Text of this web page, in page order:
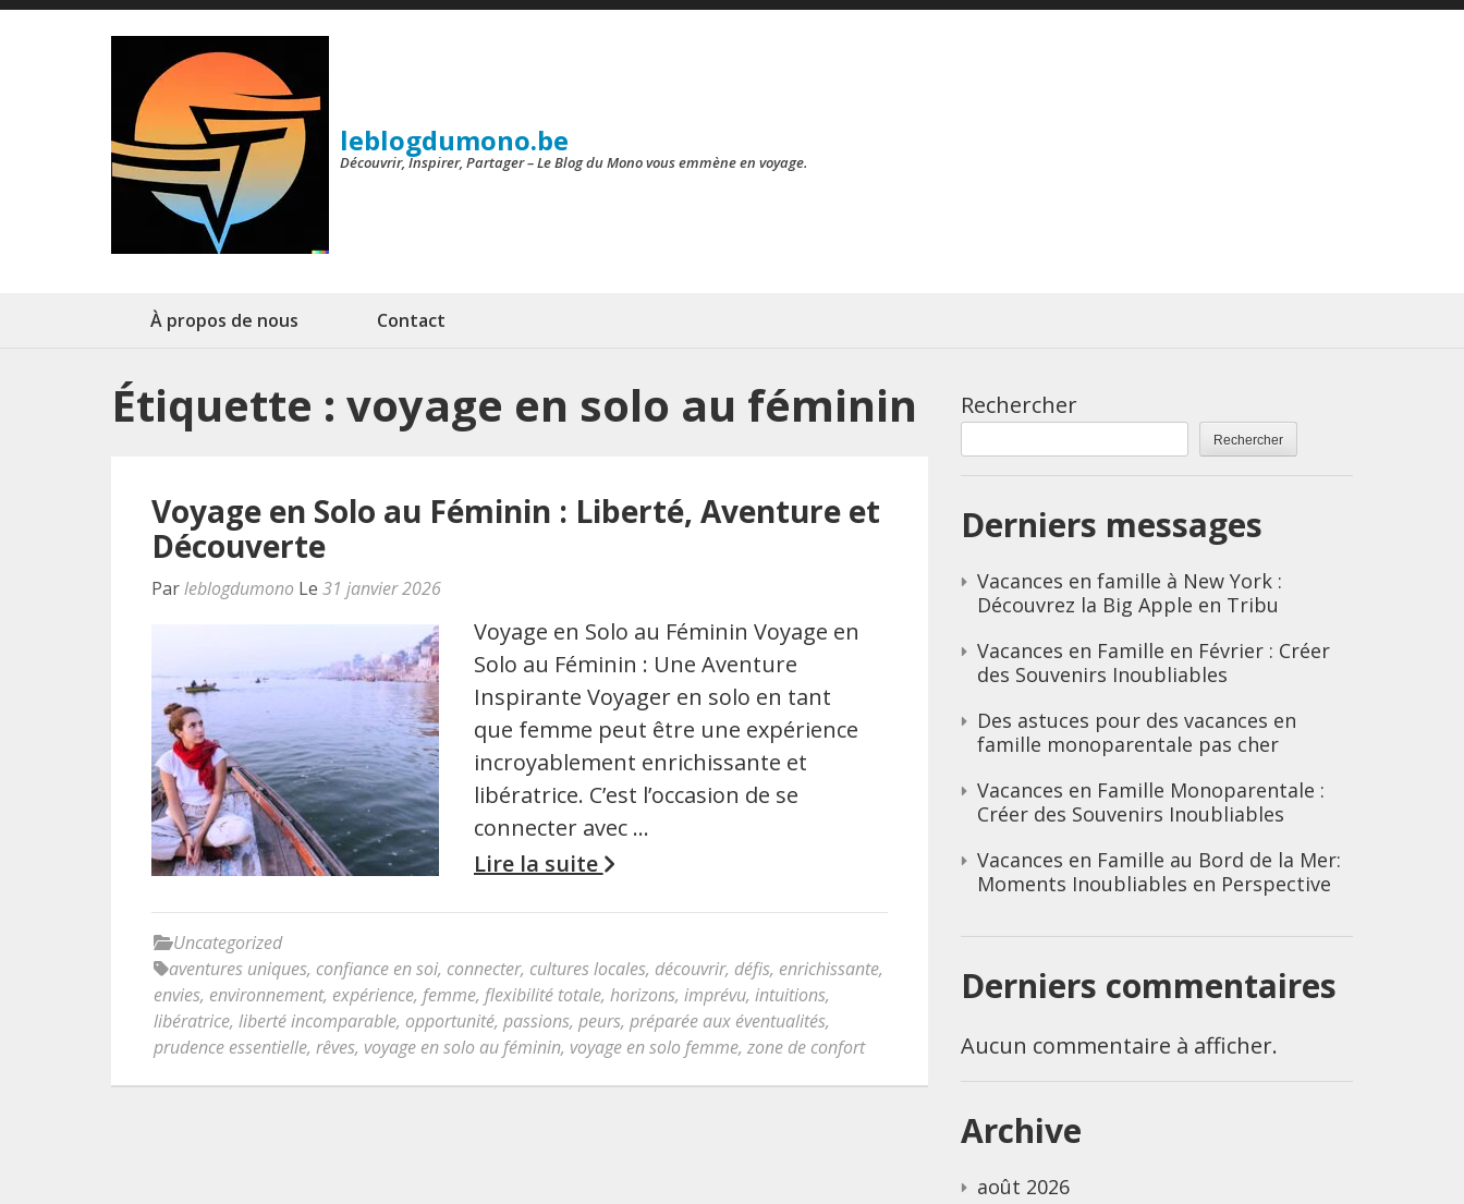
Aller
leblogdumono.be
Découvrir, Inspirer, Partager – Le Blog du Mono vous emmène en voyage.
À propos de nous Contact
Étiquette : voyage en solo au féminin
Voyage en Solo au Féminin : Liberté, Aventure et
Découverte
Parleblogdumono Le 31 janvier 2026
Voyage en Solo au Féminin Voyage en
Solo au Féminin : Une Aventure
Inspirante Voyager en solo en tant
que femme peut être une expérience
incroyablement enrichissante et
libératrice. C’est l’occasion de se
connecter avec …
Lire la suite
Uncategorized
aventures uniques, confiance en soi, connecter, cultures locales, découvrir, défis, enrichissante,
envies, environnement, expérience, femme, flexibilité totale, horizons, imprévu, intuitions,
libératrice, liberté incomparable, opportunité, passions, peurs, préparée aux éventualités,
prudence essentielle, rêves, voyage en solo au féminin, voyage en solo femme, zone de confort
Rechercher
Rechercher
Derniers messages
Vacances en famille à New York :
Découvrez la Big Apple en Tribu
Vacances en Famille en Février : Créer
des Souvenirs Inoubliables
Des astuces pour des vacances en
famille monoparentale pas cher
Vacances en Famille Monoparentale :
Créer des Souvenirs Inoubliables
Vacances en Famille au Bord de la Mer:
Moments Inoubliables en Perspective
Derniers commentaires
Aucun commentaire à afficher.
Archive
août 2026